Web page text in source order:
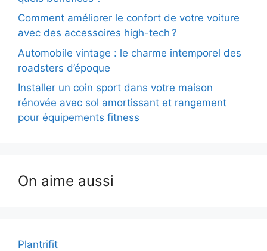
Comment améliorer le confort de votre voiture
avec des accessoires high-tech ?
Automobile vintage : le charme intemporel des
roadsters d’époque
Installer un coin sport dans votre maison
rénovée avec sol amortissant et rangement
pour équipements fitness
On aime aussi
Plantrifit